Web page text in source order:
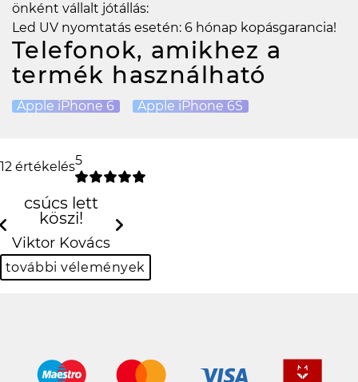
önként vállalt jótállás:
Led UV nyomtatás esetén: 6 hónap kopásgarancia!
Telefonok, amikhez a
termék használható
Apple iPhone 6 Apple iPhone 6S
12 értékelés5
Previous
további vélemények